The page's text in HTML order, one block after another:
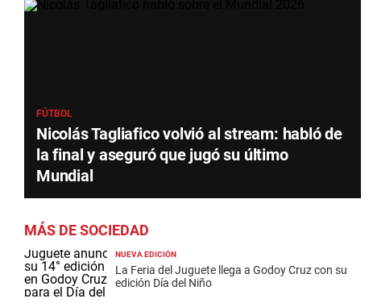
FÚTBOL
Nicolás Tagliafico volvió al stream: habló de
la final y aseguró que jugó su último
Mundial
MÁS DE SOCIEDAD
NUEVA EDICIÓN
La Feria del Juguete llega a Godoy Cruz con su
edición Día del Niño